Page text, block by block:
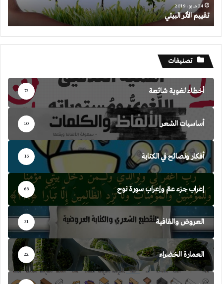
24 مايو، 2019
تقييم الأثر البيئي
تصنيفات
أخطاء لغوية شائعة 73
أساسيات الشعر 10
أفكار ونصائح في الكتابة 16
إعراب جزء عمّ وإعراب سورة نوح 68
العروض والقافية 31
العمارة الخضراء 22